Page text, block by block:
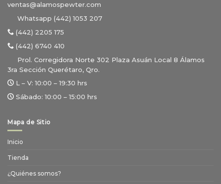
ventas@alamospewter.com
Whatsapp (442) 1053 207
(442) 2205 175
(442) 6740 410
Prol. Corregidora Norte 302 Plaza Asuán Local 8 Álamos
3ra Sección Querétaro, Qro.
L – V: 10:00 – 19:30 hrs
Sábado: 10:00 – 15:00 hrs
Mapa de Sitio
Inicio
Tienda
¿Quiénes somos?